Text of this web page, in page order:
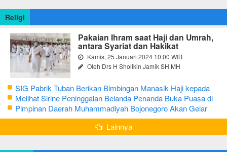
Religi
Pakaian Ihram saat Haji dan Umrah,
antara Syariat dan Hakikat
Kamis, 25 Januari 2024 10:00 WIB
Oleh Drs H Sholikin Jamik SH MH
SIG Pabrik Tuban Berikan Bimbingan Manasik Haji kepada
CJH Kabupaten Tuban
Melihat Sirine Peninggalan Belanda Penanda Buka Puasa di
Pendopo Bupati Blora
Pimpinan Daerah Muhammadiyah Bojonegoro Akan Gelar
Salat Iduladha 9 Juli 2022
Lainnya